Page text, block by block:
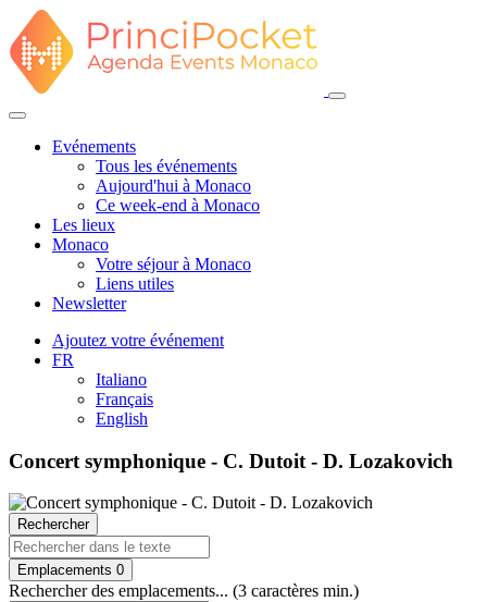
Evénements
Tous les événements
Aujourd'hui à Monaco
Ce week-end à Monaco
Les lieux
Monaco
Votre séjour à Monaco
Liens utiles
Newsletter
Ajoutez votre événement
FR
Italiano
Français
English
Concert symphonique - C. Dutoit - D. Lozakovich
Rechercher
Emplacements 0
Rechercher des emplacements... (3 caractères min.)